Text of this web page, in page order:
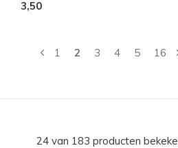
3,50
1 2 3 4 5 16
24 van 183 producten